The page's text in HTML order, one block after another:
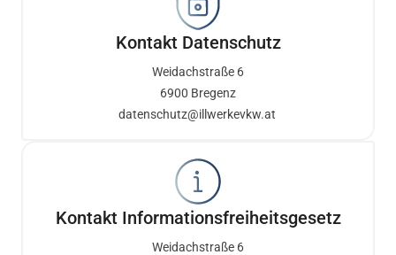
Kontakt Datenschutz
Weidachstraße 6
6900 Bregenz
datenschutz@illwerkevkw.at
Kontakt Informationsfreiheitsgesetz
Weidachstraße 6